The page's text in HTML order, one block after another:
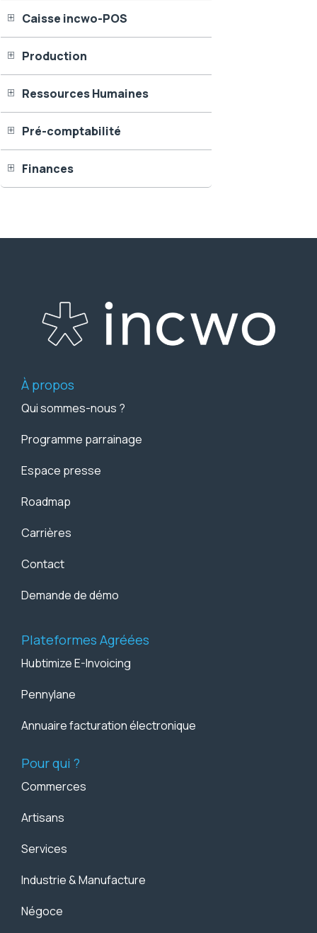
Caisse incwo-POS
Production
Ressources Humaines
Pré-comptabilité
Finances
À propos
Qui sommes-nous ?
Programme parrainage
Espace presse
Roadmap
Carrières
Contact
Demande de démo
Plateformes Agréées
Hubtimize E-Invoicing
Pennylane
Annuaire facturation électronique
Pour qui ?
Commerces
Artisans
Services
Industrie & Manufacture
Négoce